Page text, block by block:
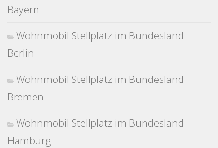
Bayern
Wohnmobil Stellplatz im Bundesland
Berlin
Wohnmobil Stellplatz im Bundesland
Bremen
Wohnmobil Stellplatz im Bundesland
Hamburg